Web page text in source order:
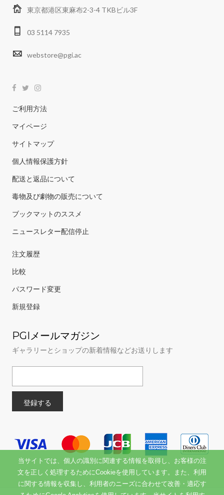
東京都港区東麻布2-3-4 TKBビル3F
03 5114 7935
webstore@pgi.ac
ご利用方法
マイページ
サイトマップ
個人情報保護方針
配送と返品について
毒物及び劇物の販売について
ブックマットのススメ
ニュースレター配信停止
注文履歴
比較
パスワード変更
新規登録
PGIメールマガジン
ギャラリーとショップの新着情報などお送りします
当サイトでは、個人の識別に関連する情報を取得し、お客様の注
文を正しく処理するためにCookieを使用しています。また、利用
に関する情報を収集し、利用者のニーズに合わせて改善・適応す